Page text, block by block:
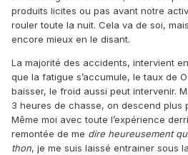
produits licites ou pas avant notre
rouler toute la nuit. Cela va de soi,
encore mieux en le disant.
La majorité des accidents, intervient
que la fatigue s’accumule, le taux de
baisser, le froid aussi peut intervenir.
3 heures de chasse, on descend plus
Même moi avec toute l’expérience
remontée de me dire heureusement
thon, je me suis laissé entrainer sous